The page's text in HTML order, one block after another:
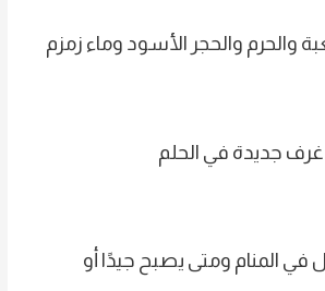
والحرم والحجر الأسود وماء زمزم
جديدة في الحلم
في المنام ومتى يصبح جيدًا أو